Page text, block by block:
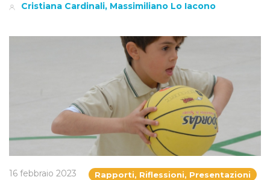
Cristiana Cardinali, Massimiliano Lo Iacono
16 febbraio 2023 Rapporti, Riflessioni, Presentazioni